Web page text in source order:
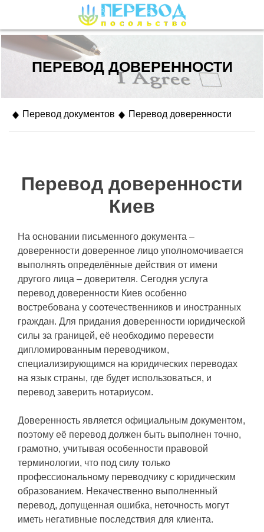
ПЕРЕВОД ДОВЕРЕННОСТИ
Перевод документов Перевод доверенности
Перевод доверенности
Киев
На основании письменного документа –
доверенности доверенное лицо уполномочивается
выполнять определённые действия от имени
другого лица – доверителя. Сегодня услуга
перевод доверенности Киев особенно
востребована у соотечественников и иностранных
граждан. Для придания доверенности юридической
силы за границей, её необходимо перевести
дипломированным переводчиком,
специализирующимся на юридических переводах
на язык страны, где будет использоваться, и
перевод заверить нотариусом.
Доверенность является официальным документом,
поэтому её перевод должен быть выполнен точно,
грамотно, учитывая особенности правовой
терминологии, что под силу только
профессиональному переводчику с юридическим
образованием. Некачественно выполненный
перевод, допущенная ошибка, неточность могут
иметь негативные последствия для клиента.